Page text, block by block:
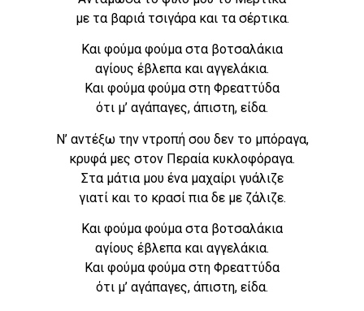
με τα βαριά τσιγάρα και τα σέρτικα.
Και φούμα φούμα στα βοτσαλάκια
αγίους έβλεπα και αγγελάκια.
Και φούμα φούμα στη Φρεαττύδα
ότι μ’ αγάπαγες, άπιστη, είδα.
Ν’ αντέξω την ντροπή σου δεν το μπόραγα,
κρυφά μες στον Περαία κυκλοφόραγα.
Στα μάτια μου ένα μαχαίρι γυάλιζε
γιατί και το κρασί πια δε με ζάλιζε.
Και φούμα φούμα στα βοτσαλάκια
αγίους έβλεπα και αγγελάκια.
Και φούμα φούμα στη Φρεαττύδα
ότι μ’ αγάπαγες, άπιστη, είδα.